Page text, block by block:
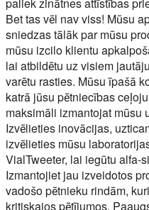
Bet tas vēl nav viss! Mūsu
sniedzas tālāk par mūsu
mūsu izcilo klientu
lai atbildētu uz visiem
varētu rasties. Mūsu īpašā
katrā jūsu pētniecības
maksimāli izmantojat mūsu
Izvēlieties inovācijas,
izvēlieties mūsu
VialTweeter, lai iegūtu alfa-
Izmantojiet jau izveidotos
vadošo pētnieku rindām,
kritiskajos pētījumos.